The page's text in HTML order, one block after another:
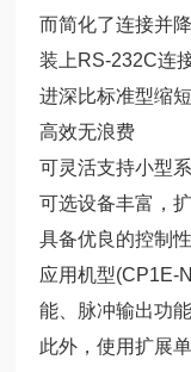
而简化了连接并
装上RS-232C连
进深比标准型缩短
高效无浪费
可灵活支持小型
可选设备丰富，
具备优良的控制
应用机型(CP1E-
能、脉冲输出功
此外，使用扩展